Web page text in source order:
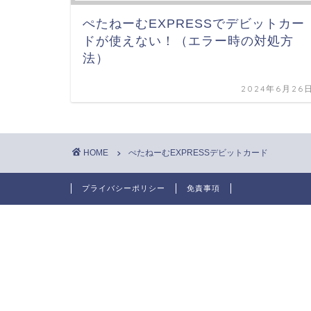
ぺたねーむEXPRESSでデビットカー
ドが使えない！（エラー時の対処方
法）
2024年6月26
HOME ぺたねーむEXPRESSデビットカード
プライバシーポリシー 免責事項